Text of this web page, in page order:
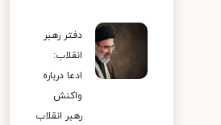
دفتر رهبر
انقلاب:
ادعا درباره
واکنش
رهبر انقلاب